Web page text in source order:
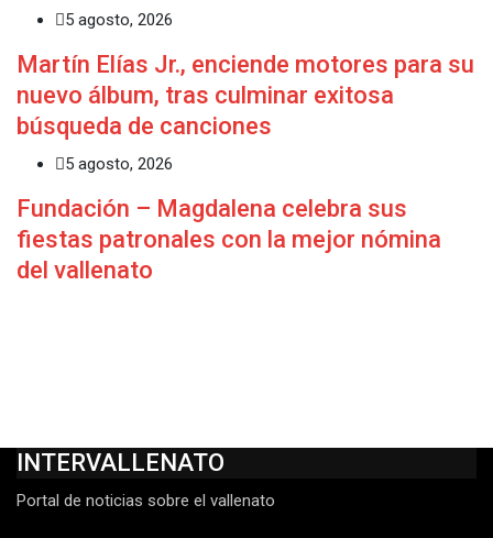
5 agosto, 2026
Martín Elías Jr., enciende motores para su
nuevo álbum, tras culminar exitosa
búsqueda de canciones
5 agosto, 2026
Fundación – Magdalena celebra sus
fiestas patronales con la mejor nómina
del vallenato
INTERVALLENATO
Portal de noticias sobre el vallenato